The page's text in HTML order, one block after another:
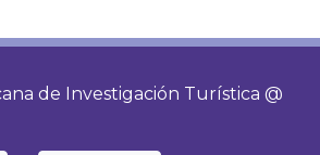
de Investigación Turística @